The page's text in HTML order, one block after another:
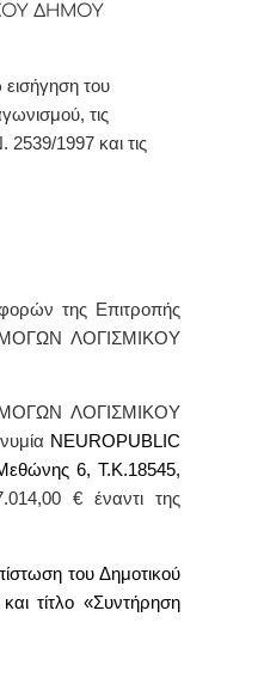
ΔΗΜΟΥ
του
τις
1997 και τις
της Επιτροπής
ΛΟΓΙΣΜΙΚΟΥ
ΛΟΓΙΣΜΙΚΟΥ
NEUROPUBLIC
6, Τ.Κ.18545,
€ έναντι της
του Δημοτικού
και τίτλο «Συντήρηση